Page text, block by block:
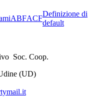
ABFACF
Definizione di
default
Soc. Coop.
(UD)